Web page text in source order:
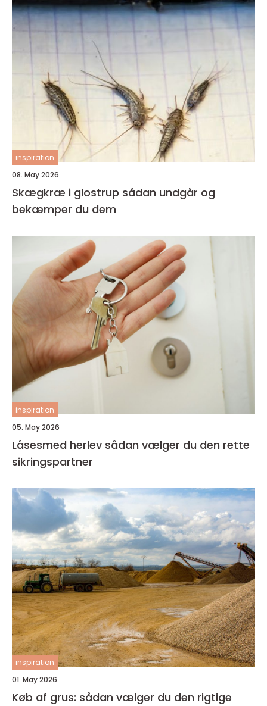
inspiration
08. May 2026
Skægkræ i glostrup sådan undgår og
bekæmper du dem
inspiration
05. May 2026
Låsesmed herlev sådan vælger du den rette
sikringspartner
inspiration
01. May 2026
Køb af grus: sådan vælger du den rigtige